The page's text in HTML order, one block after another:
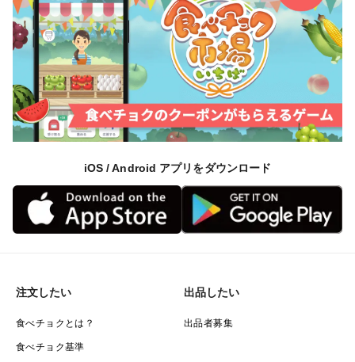
iOS / Android アプリをダウンロード
注文したい
食べチョクとは？
食べチョク基準
出品したい
出品者募集